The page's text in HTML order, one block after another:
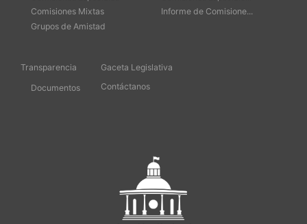
Comisiones Mixtas
Grupos de Amistad
Informe de Comisione...
Transparencia
Documentos
Gaceta Legislativa
Contáctanos